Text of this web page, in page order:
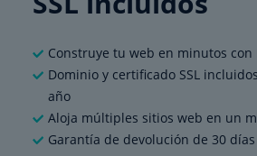
Construye tu web en minutos con
Dominio y certificado SSL
año
Aloja múltiples sitios web en un
Garantía de devolución de 30 días